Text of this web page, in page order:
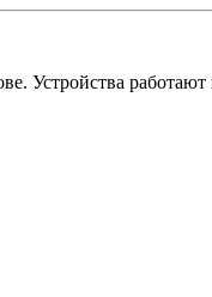
Устройства